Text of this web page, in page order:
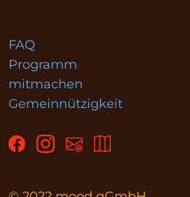
FAQ
Programm
mitmachen
Gemeinnützigkeit